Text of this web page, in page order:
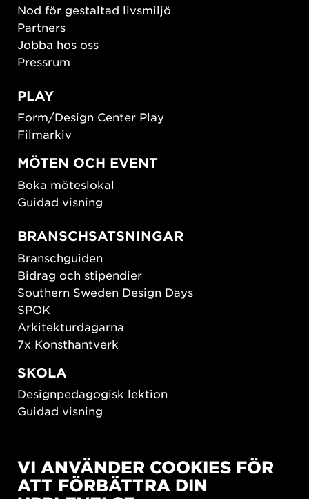
Nod för gestaltad livsmiljö
Partners
Jobba hos oss
Pressrum
PLAY
Form/Design Center Play
Filmarkiv
MÖTEN OCH EVENT
Boka möteslokal
Guidad visning
BRANSCHSATSNINGAR
Branschguiden
Bidrag och stipendier
Southern Sweden Design Days
SPOK
Arkitekturdagarna
7x Konsthantverk
SKOLA
Designpedagogisk lektion
Guidad visning
New European Bauhaus
SUSTAINORDIC
VI ANVÄNDER COOKIES FÖR
ATT FÖRBÄTTRA DIN